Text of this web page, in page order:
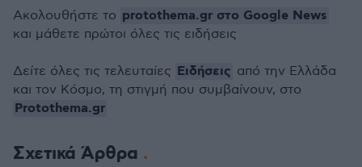
Σχετικά Άρθρα
Ακολουθήστε το protothema.gr στο Google News
και μάθετε πρώτοι όλες τις ειδήσεις
Δείτε όλες τις τελευταίες Ειδήσεις από την Ελλάδα
και τον Κόσμο, τη στιγμή που συμβαίνουν, στο
Protothema.gr